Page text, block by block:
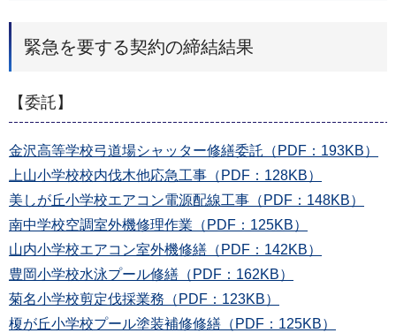
緊急を要する契約の締結結果
【委託】
金沢高等学校弓道場シャッター修繕委託（PDF：193KB）
上山小学校校内伐木他応急工事（PDF：128KB）
美しが丘小学校エアコン電源配線工事（PDF：148KB）
南中学校空調室外機修理作業（PDF：125KB）
山内小学校エアコン室外機修繕（PDF：142KB）
豊岡小学校水泳プール修繕（PDF：162KB）
菊名小学校剪定伐採業務（PDF：123KB）
榎が丘小学校プール塗装補修修繕（PDF：125KB）